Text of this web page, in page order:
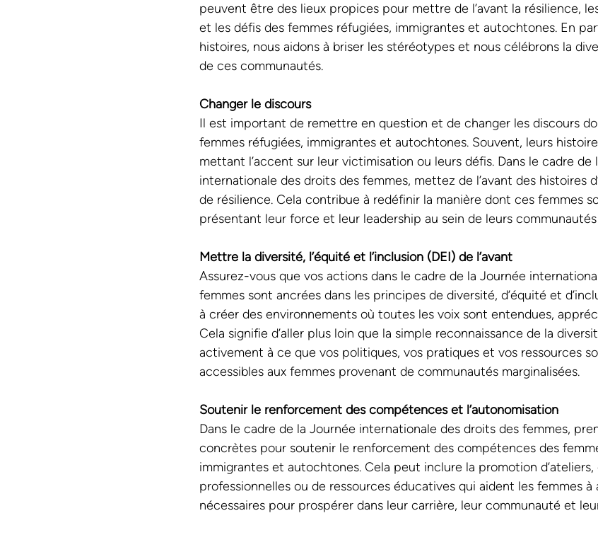
peuvent être des lieux propices pour mettre de l’avant la résilience,
et les défis des femmes réfugiées, immigrantes et autochtones. En
histoires, nous aidons à briser les stéréotypes et nous célébrons la
de ces communautés.
Changer le discours
Il est important de remettre en question et de changer les discours
femmes réfugiées, immigrantes et autochtones. Souvent, leurs
mettant l’accent sur leur victimisation ou leurs défis. Dans le cadre de
internationale des droits des femmes, mettez de l’avant des histoires
de résilience. Cela contribue à redéfinir la manière dont ces femmes
présentant leur force et leur leadership au sein de leurs
Mettre la diversité, l’équité et l’inclusion (DEI) de l’avant
Assurez-vous que vos actions dans le cadre de la Journée
femmes sont ancrées dans les principes de diversité, d’équité et
à créer des environnements où toutes les voix sont entendues,
Cela signifie d’aller plus loin que la simple reconnaissance de la
activement à ce que vos politiques, vos pratiques et vos ressources
accessibles aux femmes provenant de communautés marginalisées.
Soutenir le renforcement des compétences et l’autonomisation
Dans le cadre de la Journée internationale des droits des femmes,
concrètes pour soutenir le renforcement des compétences des
immigrantes et autochtones. Cela peut inclure la promotion
professionnelles ou de ressources éducatives qui aident les femmes
nécessaires pour prospérer dans leur carrière, leur communauté et